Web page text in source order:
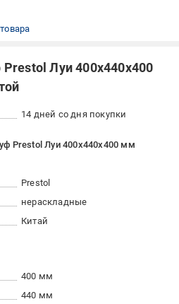
Луи 400х440х400
14 дней со дня покупки
Prestol Луи 400х440х400 мм
Prestol
нераскладные
Китай
400 мм
440 мм